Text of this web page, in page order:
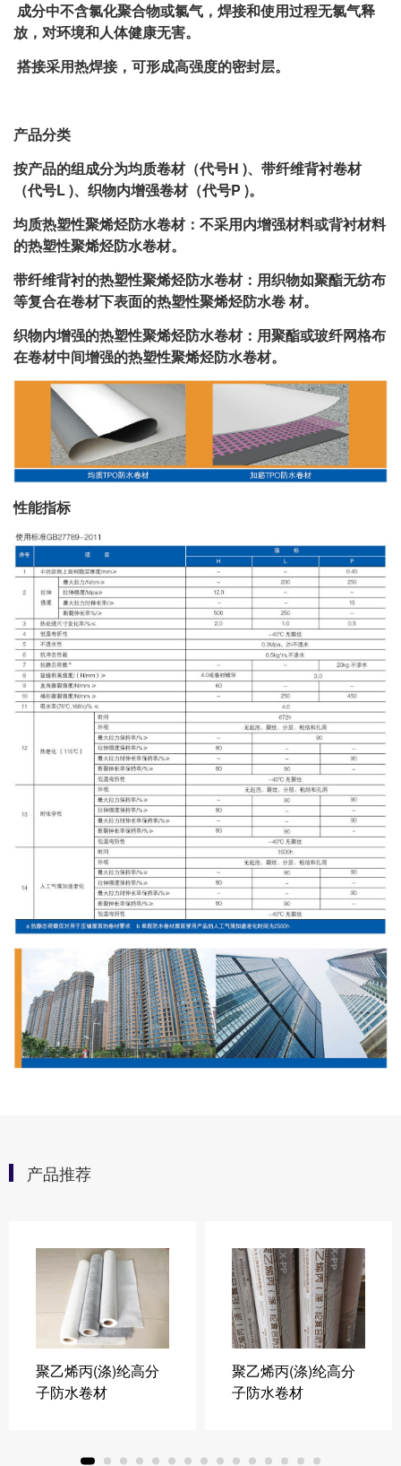
成分中不含氯化聚合物或氯气，焊接和使用过程无氯气释
放，对环境和人体健康无害。
搭接采用热焊接，可形成高强度的密封层。
产品分类
按产品的组成分为均质卷材（代号H )、带纤维背衬卷材
（代号L )、织物内增强卷材（代号P )。
均质热塑性聚烯烃防水卷材：不采用内增强材料或背衬材料
的热塑性聚烯烃防水卷材。
带纤维背衬的热塑性聚烯烃防水卷材：用织物如聚酯无纺布
等复合在卷材下表面的热塑性聚烯烃防水卷 材。
织物内增强的热塑性聚烯烃防水卷材：用聚酯或玻纤网格布
在卷材中间增强的热塑性聚烯烃防水卷材。
性能指标
产品推荐
聚乙烯丙(涤)纶高分
子防水卷材
聚乙烯丙(涤)纶高分
子防水卷材